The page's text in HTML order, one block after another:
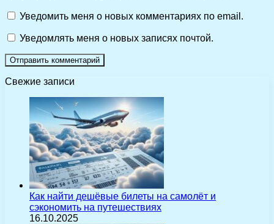
Уведомить меня о новых комментариях по email.
Уведомлять меня о новых записях почтой.
Свежие записи
Как найти дешёвые билеты на самолёт и
сэкономить на путешествиях
16.10.2025